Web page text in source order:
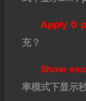
Apply 0
充？
Show
率模式下显示